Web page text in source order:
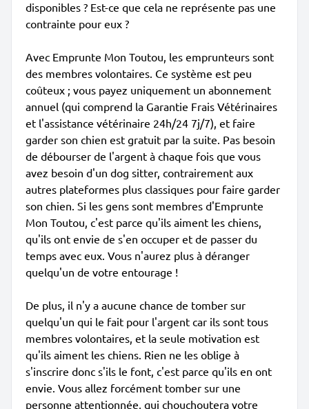
disponibles ? Est-ce que cela ne représente pas une
contrainte pour eux ?
Avec Emprunte Mon Toutou, les emprunteurs sont
des membres volontaires. Ce système est peu
coûteux ; vous payez uniquement un abonnement
annuel (qui comprend la Garantie Frais Vétérinaires
et l'assistance vétérinaire 24h/24 7j/7), et faire
garder son chien est gratuit par la suite. Pas besoin
de débourser de l'argent à chaque fois que vous
avez besoin d'un dog sitter, contrairement aux
autres plateformes plus classiques pour faire garder
son chien. Si les gens sont membres d'Emprunte
Mon Toutou, c'est parce qu'ils aiment les chiens,
qu'ils ont envie de s'en occuper et de passer du
temps avec eux. Vous n'aurez plus à déranger
quelqu'un de votre entourage !
De plus, il n'y a aucune chance de tomber sur
quelqu'un qui le fait pour l'argent car ils sont tous
membres volontaires, et la seule motivation est
qu'ils aiment les chiens. Rien ne les oblige à
s'inscrire donc s'ils le font, c'est parce qu'ils en ont
envie. Vous allez forcément tomber sur une
personne attentionnée, qui chouchoutera votre